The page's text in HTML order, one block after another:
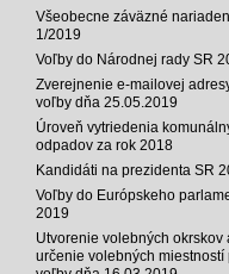
Všeobecne záväzné
1/2019
Voľby do Národnej rady SR
Zverejnenie e-mailovej
voľby dňa 25.05.2019
Úroveň vytriedenia
odpadov za rok 2018
Kandidáti na prezidenta SR
Voľby do Európskeho
2019
Utvorenie volebných okrskov
určenie volebných miestností